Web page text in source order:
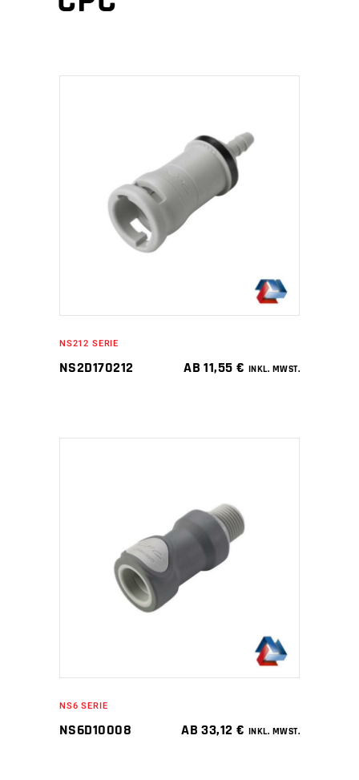
IN DEN WARENKORB
NS212 SERIE
NS2D170212 AB11,55€ INKL. MWST.
IN DEN WARENKORB
NS6 SERIE
NS6D10008 AB33,12€ INKL. MWST.